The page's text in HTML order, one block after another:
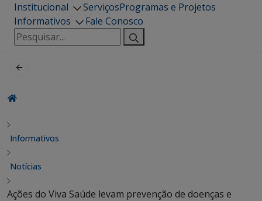
Institucional ServiçosProgramas e Projetos
Informativos
Fale Conosco
Pesquisar
por:
Informativos
Notícias
Ações do Viva Saúde levam prevenção de doenças e